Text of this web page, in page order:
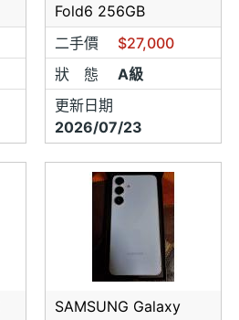
Fold6 256GB
二手價
$27,000
狀 態
A級
更新日期
2026/07/23
SAMSUNG Galaxy